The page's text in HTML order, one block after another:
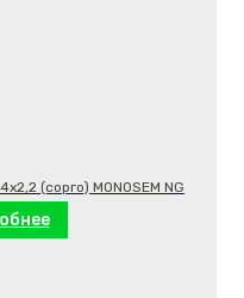
(сорго) MONOSEM NG